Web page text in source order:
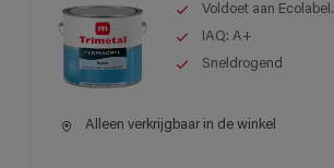
Voldoet aan Ecolabel.
IAQ: A+
Sneldrogend
Alleen verkrijgbaar in de winkel